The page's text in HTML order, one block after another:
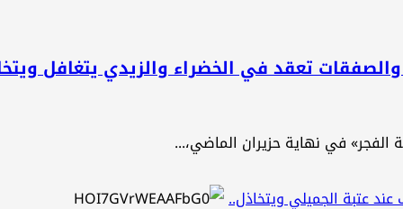
تعقد في الخضراء والزيدي يتغافل